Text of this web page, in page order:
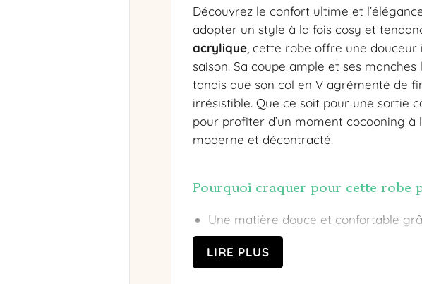
Découvrez le confort ultime et
adopter un style à la fois cosy et
acrylique, cette robe offre une
saison. Sa coupe ample et ses
tandis que son col en V agrémenté de
irrésistible. Que ce soit pour une sortie
pour profiter d’un moment cocooning à
moderne et décontracté.
Pourquoi craquer pour cette robe
Une matière douce et confortable
Un col en V élégant pour une touche
Détails contrastants au col et aux
LIRE PLUS